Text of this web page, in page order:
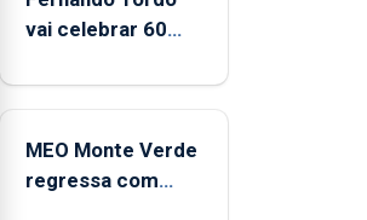
2022
2025
vai celebrar 60
no Coliseu
MEO Monte Verde
regressa com